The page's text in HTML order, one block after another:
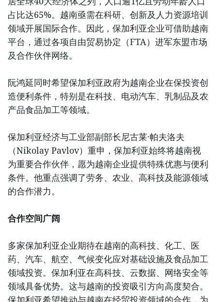
占比达65%。越南亟需在科研、创新及人力资源培训
领域开展国际合作。因此，保加利亚企业可借助越南
平台，通过各项自由贸易协定（FTA）进军东盟市场
及合作伙伴网络。
阮鸿延同时希望保加利亚政府为越南企业在保投资创
造便利条件，特别是在科技、电动汽车、乳制品及农
产品食品加工等领域。
保加利亚经济与工业部副部长尼古莱·帕夫洛夫
（Nikolay Pavlov）重申，保加利亚始终将越南视
为重要合作伙伴，愿为越南企业提供特殊优惠与便利
条件。他重点强调了劳务、农业、高科技及能源领域
的合作潜力。
合作空间广阔
多家保加利亚企业期待在越南的高科技、化工、医
药、汽车、航空、气候变化应对基础设施及食品加工
领域投资。保加利亚在高科技、云数据、网络安全等
领域具备优势。这与越南的投资吸引方向高度契合。